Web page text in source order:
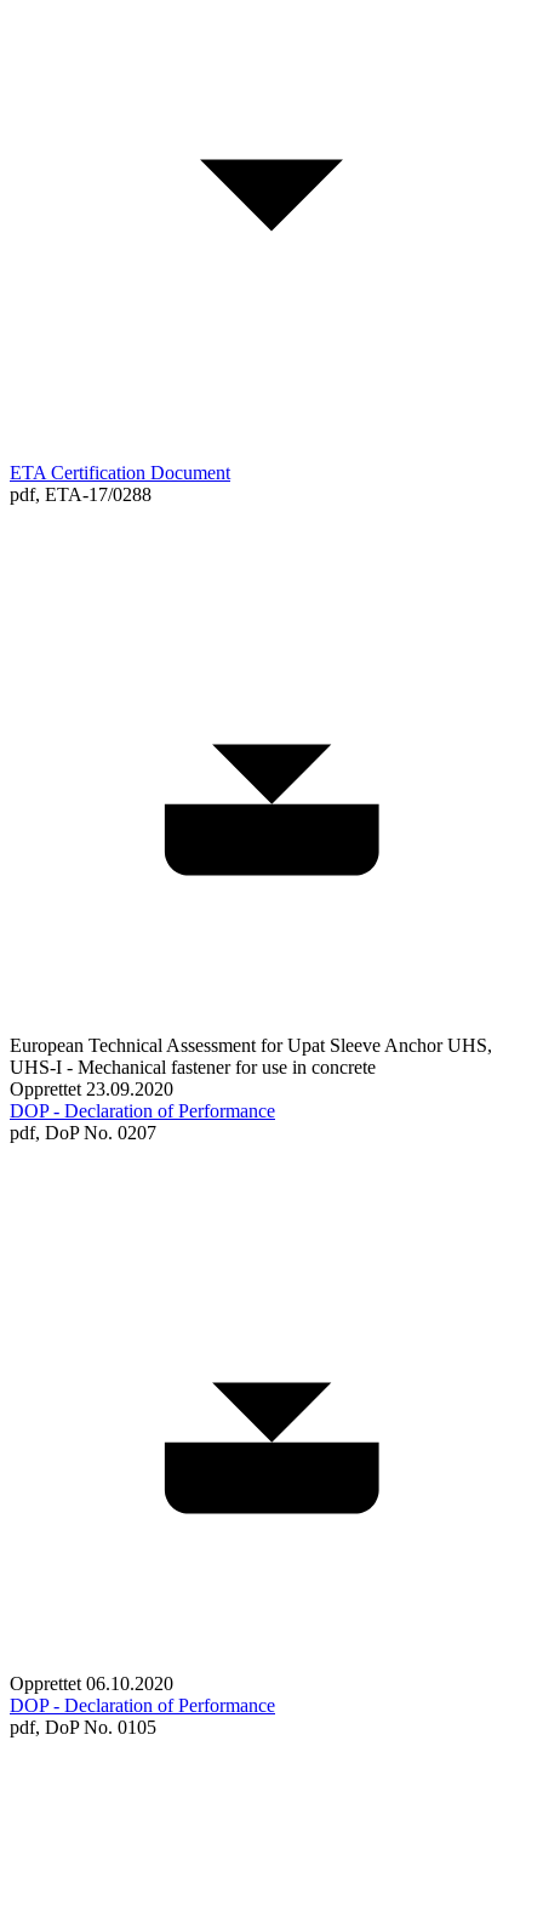
ETA Certification Document
pdf, ETA-17/0288
European Technical Assessment for Upat Sleeve Anchor UHS,
UHS-I - Mechanical fastener for use in concrete
Opprettet 23.09.2020
DOP - Declaration of Performance
pdf, DoP No. 0207
Opprettet 06.10.2020
DOP - Declaration of Performance
pdf, DoP No. 0105